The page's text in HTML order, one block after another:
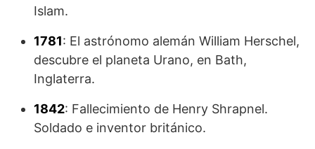
Islam.
1781: El astrónomo alemán William Herschel,
descubre el planeta Urano, en Bath,
Inglaterra.
1842: Fallecimiento de Henry Shrapnel.
Soldado e inventor británico.